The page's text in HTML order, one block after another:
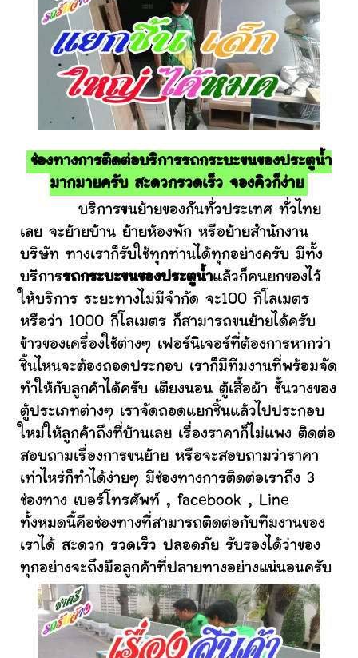
ช่องทางการติดต่อบริการรถกระบะขนของประตูน้ำ
มากมายครับ สะดวกรวดเร็ว จองคิวก็ง่าย
บริการขนย้ายของกันทั่วประเทศ ทั่วไทย
เลย จะย้ายบ้าน ย้ายห้องพัก หรือย้ายสำนักงาน
บริษัท ทางเราก็รับใช้ทุกท่านได้ทุกอย่างครับ มีทั้ง
บริการรถกระบะขนของประตูน้ำแล้วก็คนยกของไว้
ให้บริการ ระยะทางไม่มีจำกัด จะ100 กิโลเมตร
หรือว่า 1000 กิโลเมตร ก็สามารถขนย้ายได้ครับ
ข้าวของเครื่องใช้ต่างๆ เฟอร์นิเจอร์ที่ต้องการหากว่า
ชิ้นไหนจะต้องถอดประกอบ เราก็มีทีมงานที่พร้อมจัด
ทำให้กับลูกค้าได้ครับ เตียงนอน ตู้เสื้อผ้า ชั้นวางของ
ตู้ประเภทต่างๆ เราจัดถอดแยกชิ้นแล้วไปประกอบ
ใหม่ให้ลูกค้าถึงที่บ้านเลย เรื่องราคาก็ไม่แพง ติดต่อ
สอบถามเรื่องการขนย้าย หรือจะสอบถามว่าราคา
เท่าไหร่ก็ทำได้ง่ายๆ มีช่องทางการติดต่อเราถึง 3
ช่องทาง เบอร์โทรศัพท์ , facebook , Line
ทั้งหมดนี้คือช่องทางที่สามารถติดต่อกับทีมงานของ
เราได้ สะดวก รวดเร็ว ปลอดภัย รับรองได้ว่าของ
ทุกอย่างจะถึงมือลูกค้าที่ปลายทางอย่างแน่นอนครับ